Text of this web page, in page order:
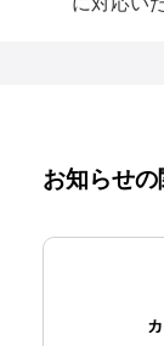
お知らせ